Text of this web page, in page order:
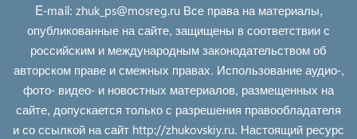
E‑mail: zhuk_ps@mosreg.ruВсе права на материалы,
опубликованные на сайте, защищены в соответствии с
российским и международным законодательством об
авторском праве и смежных правах. Использование аудио-,
фото- видео- и новостных материалов, размещенных на
сайте, допускается только с разрешения правообладателя
и со ссылкой на сайт http://zhukovskiy.ru. Настоящий ресурс